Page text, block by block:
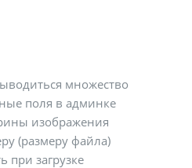
множество
поля в админке
изображения
(размеру файла)
при загрузке